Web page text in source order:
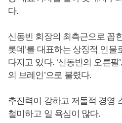
다.
신동빈 회장의 최측근으로 꼽
롯데’를 대표하는 상징적 인
다지고 있다. ‘신동빈의 오른팔
의 브레인’으로 불렸다.
추진력이 강하고 저돌적 경영
철미하고 일 욕심이 많다.